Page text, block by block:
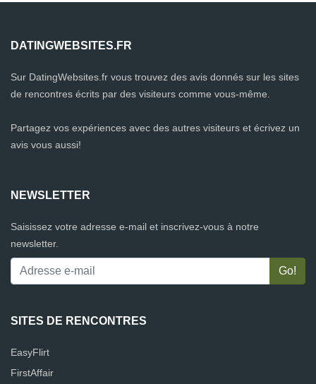
DATINGWEBSITES.FR
Sur DatingWebsites.fr vous trouvez des avis donnés sur les sites
de rencontres écrits par des visiteurs comme vous-même.
Partagez vos expériences avec des autres visiteurs et écrivez un
avis vous aussi!
NEWSLETTER
Saisissez votre adresse e-mail et inscrivez-vous à notre
newsletter.
SITES DE RENCONTRES
EasyFlirt
FirstAffair